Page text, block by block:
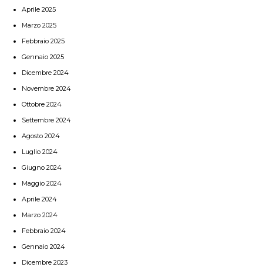
Aprile 2025
Marzo 2025
Febbraio 2025
Gennaio 2025
Dicembre 2024
Novembre 2024
Ottobre 2024
Settembre 2024
Agosto 2024
Luglio 2024
Giugno 2024
Maggio 2024
Aprile 2024
Marzo 2024
Febbraio 2024
Gennaio 2024
Dicembre 2023